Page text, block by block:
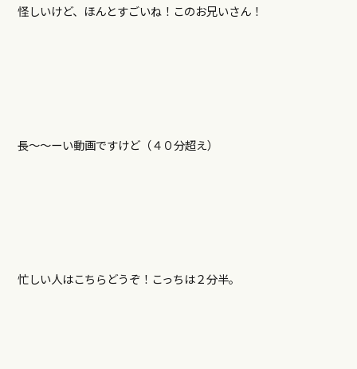
怪しいけど、ほんとすごいね！このお兄いさん！
長〜〜ーい動画ですけど（４０分超え）
忙しい人はこちらどうぞ！こっちは２分半。